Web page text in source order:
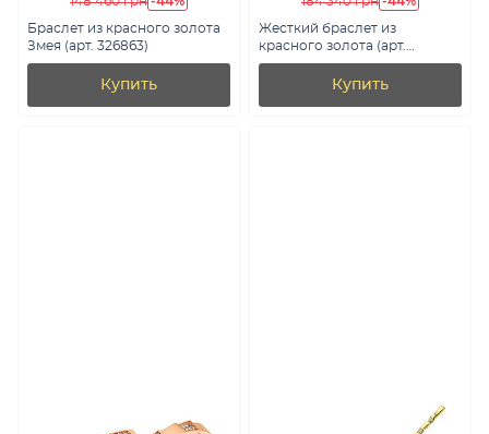
Браслет из красного золота
Змея (арт. 326863)
Купить
Жесткий браслет из
красного золота (арт.
3261295)
Купить